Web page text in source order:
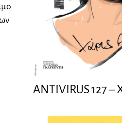
ANTIVIRUS 127 –